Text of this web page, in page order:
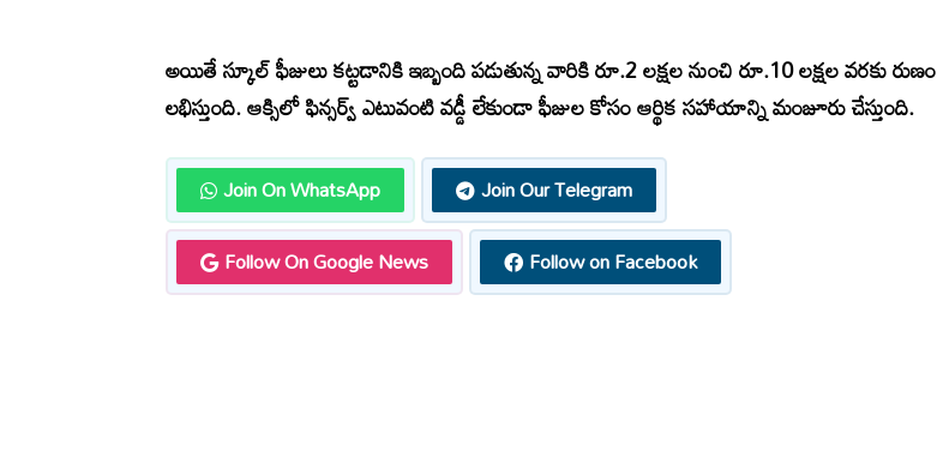
అయితే స్కూల్ ఫీజులు కట్టడానికి ఇబ్బంది పడుతున్న వారికి రూ.2 లక్షల నుంచి రూ.10 లక్షల వరకు రుణం
లభిస్తుంది. ఆక్సిలో ఫిన్సర్వ్ ఎటువంటి వడ్డీ లేకుండా ఫీజుల కోసం ఆర్థిక సహాయాన్ని మంజూరు చేస్తుంది.
Join On WhatsApp
Join Our Telegram
Follow On Google News
Follow on Facebook